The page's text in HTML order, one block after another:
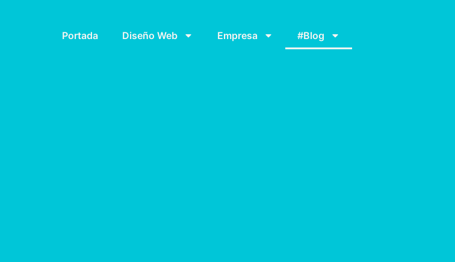
Portada Diseño Web Empresa #Blog